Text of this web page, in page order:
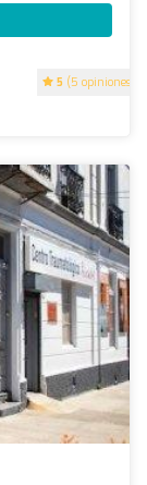
5 (5 opiniones)